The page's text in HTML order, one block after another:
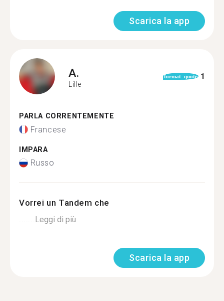
Scarica la app
A.
Lille
format_quote 1
PARLA CORRENTEMENTE
Francese
IMPARA
Russo
Vorrei un Tandem che
.......Leggi di più
Scarica la app